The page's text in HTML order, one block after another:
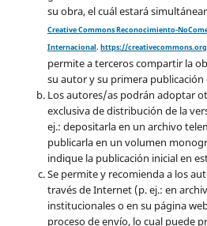
su obra, el cuál estará
Creative Commons Reconocimiento-
Internacional. https://
permite a terceros compartir la
su autor y su primera publicación
Los autores/as podrán adoptar
exclusiva de distribución de la
ej.: depositarla en un archivo
publicarla en un volumen
indique la publicación inicial en
Se permite y recomienda a los
través de Internet (p. ej.: en
institucionales o en su página
proceso de envío, lo cual puede